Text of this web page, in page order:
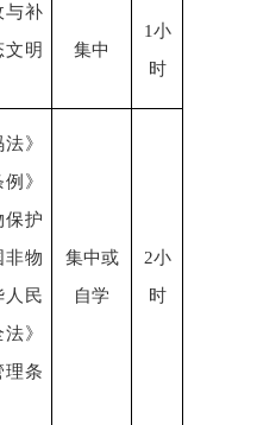
与补
明
集中
1小
时
》
》
保护
非物
人民
法》
理条
集中或
自学
2小
时